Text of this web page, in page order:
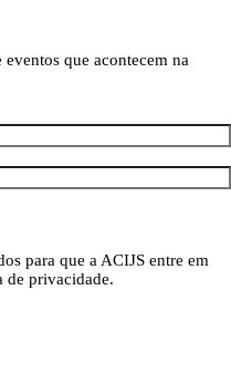
que acontecem na
para que a ACIJS entre em
de privacidade.